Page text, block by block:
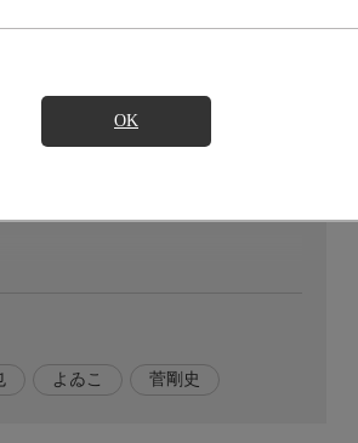
OK
に、地道にひたすらゲームに挑む有
ライマックスを見逃すな!
よゐこ 菅剛史